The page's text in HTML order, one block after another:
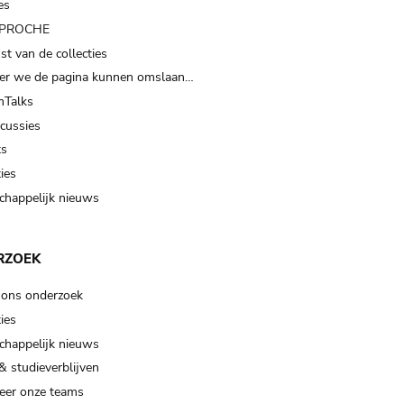
van de collecties
we de pagina kunnen omslaan…
nieuws
onderzoek
nieuws
studieverblijven
onze teams